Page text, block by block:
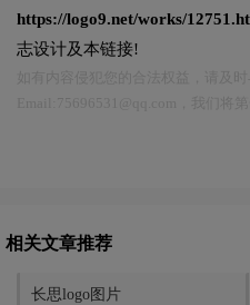
https://logo9.net/works/
志设计及本链接!
相关文章推荐
长思logo图片